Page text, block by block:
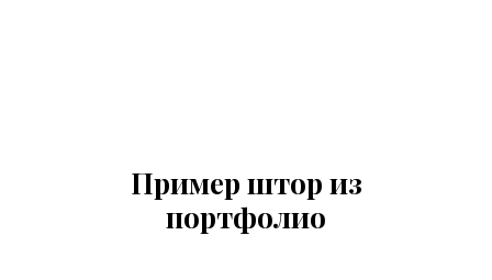
Пример штор из
портфолио